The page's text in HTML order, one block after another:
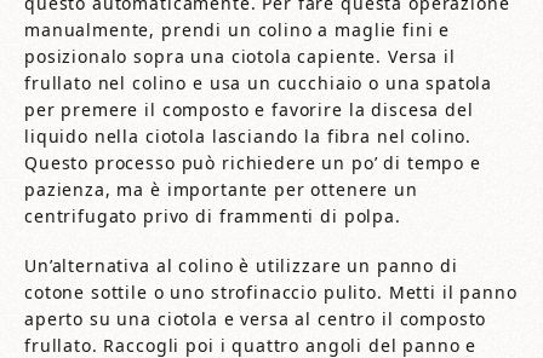
manualmente, prendi un colino a maglie fini e
posizionalo sopra una ciotola capiente. Versa il
frullato nel colino e usa un cucchiaio o una spatola
per premere il composto e favorire la discesa del
liquido nella ciotola lasciando la fibra nel colino.
Questo processo può richiedere un po’ di tempo e
pazienza, ma è importante per ottenere un
centrifugato privo di frammenti di polpa.
Un’alternativa al colino è utilizzare un panno di
cotone sottile o uno strofinaccio pulito. Metti il panno
aperto su una ciotola e versa al centro il composto
frullato. Raccogli poi i quattro angoli del panno e